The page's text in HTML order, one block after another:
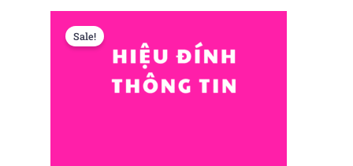
1.000.000 ₫.
Sale!